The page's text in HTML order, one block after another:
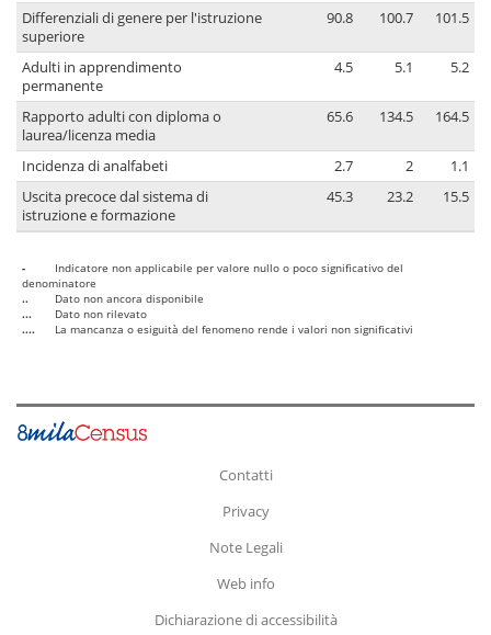
Differenziali di genere per l'istruzione
superiore
90.8 100.7 101.5
Adulti in apprendimento
permanente
4.5 5.1 5.2
Rapporto adulti con diploma o
laurea/licenza media
65.6 134.5 164.5
Incidenza di analfabeti 2.7 2
1.1
Uscita precoce dal sistema di
istruzione e formazione
45.3 23.2 15.5
-
Indicatore non applicabile per valore nullo o poco significativo del
denominatore
..
Dato non ancora disponibile
...
Dato non rilevato
....
La mancanza o esiguità del fenomeno rende i valori non significativi
Contatti
Privacy
Note Legali
Web info
Dichiarazione di accessibilità